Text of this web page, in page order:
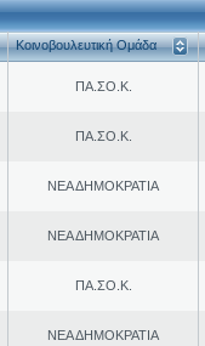
Κοινοβουλευτική Ομάδα
ΠΑ.ΣΟ.Κ.
ΠΑ.ΣΟ.Κ.
ΝΕΑ ΔΗΜΟΚΡΑΤΙΑ
ΝΕΑ ΔΗΜΟΚΡΑΤΙΑ
ΠΑ.ΣΟ.Κ.
ΝΕΑ ΔΗΜΟΚΡΑΤΙΑ